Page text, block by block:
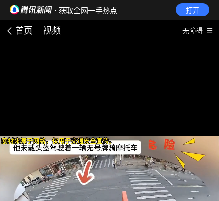
· 获取全网一手热点 打开
首页 视频 无障碍